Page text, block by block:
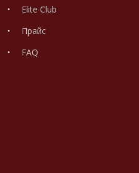
Elite Club
Прайс
FAQ